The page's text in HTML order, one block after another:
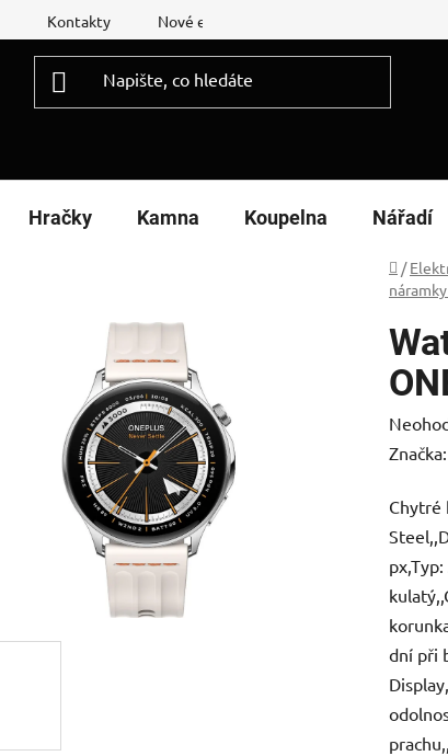
Kontakty Nové energetické štítky
Hračky Kamna Koupelna Nářadí
Domů
/
je
0,0
z
5
Značka:
Chytré
dní při